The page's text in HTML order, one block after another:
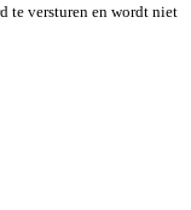
te versturen en wordt niet